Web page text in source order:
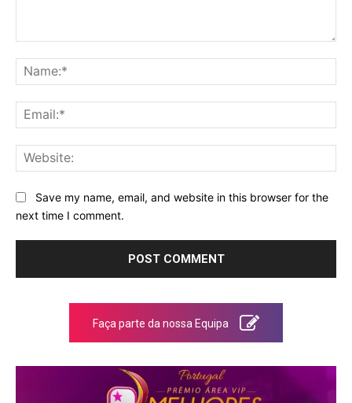
Save my name, email, and website in this browser for the
next time I comment.
Faça parte da nossa Equipa